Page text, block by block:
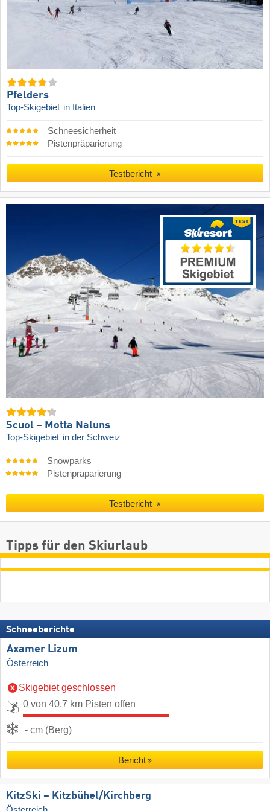
Pfelders
Top-Skigebiet in Italien
Schneesicherheit
Pistenpräparierung
Testbericht
Scuol – Motta Naluns
Top-Skigebiet in der Schweiz
Snowparks
Pistenpräparierung
Testbericht
Tipps für den Skiurlaub
Schneeberichte
Axamer Lizum
Österreich
Skigebiet geschlossen
0 von 40,7 km Pisten offen
- cm (Berg)
Bericht
KitzSki – Kitzbühel/​Kirchberg